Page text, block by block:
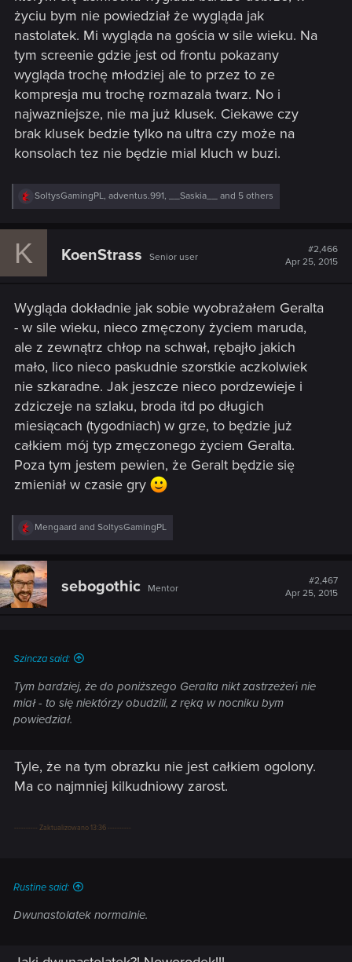
życiu bym nie powiedział że wygląda jak
nastolatek. Mi wygląda na gościa w sile wieku. Na
tym screenie gdzie jest od frontu pokazany
wygląda trochę młodziej ale to przez to ze
kompresja mu trochę rozmazala twarz. No i
najwazniejsze, nie ma już klusek. Ciekawe czy
brak klusek bedzie tylko na ultra czy może na
konsolach tez nie będzie mial kluch w buzi.
R
e
c
:
SoltysGamingPL, adventus.991, __Saskia__ and 5 others
K KoenStrass Senior user
#2,466
Apr 25, 2015
Wygląda dokładnie jak sobie wyobrażałem Geralta
- w sile wieku, nieco zmęczony życiem maruda,
ale z zewnątrz chłop na schwał, rębajło jakich
mało, lico nieco paskudnie szorstkie aczkolwiek
nie szkaradne. Jak jeszcze nieco pordzewieje i
zdziczeje na szlaku, broda itd po długich
miesiącach (tygodniach) w grze, to będzie już
całkiem mój typ zmęczonego życiem Geralta.
Poza tym jestem pewien, że Geralt będzie się
zmieniał w czasie gry
R
e
c
t
i
o
Mengaard and SoltysGamingPL
sebogothic Mentor
#2,467
Apr 25, 2015
Szincza said:
Tym bardziej, że do poniższego Geralta nikt zastrzeżeń nie
miał - to się niektórzy obudzili, z ręką w nocniku bym
powiedział.
Tyle, że na tym obrazku nie jest całkiem ogolony.
Ma co najmniej kilkudniowy zarost.
---------- Zaktualizowano 13:36 ----------
Rustine said:
Dwunastolatek normalnie.